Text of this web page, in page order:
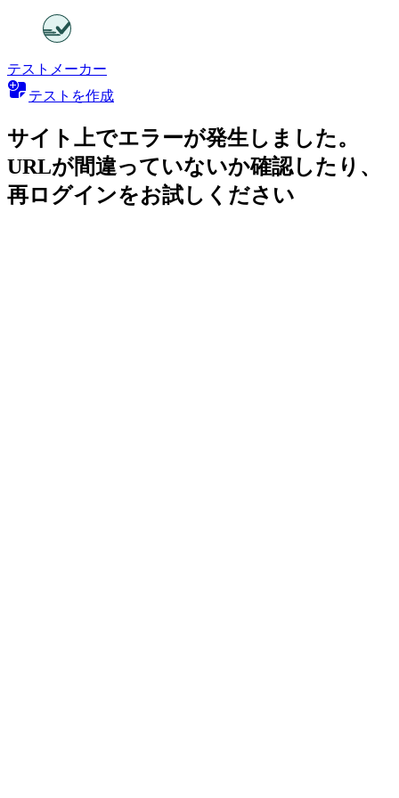
テストメーカー
テストを作成
サイト上でエラーが発生しました。
URLが間違っていないか確認したり、
再ログインをお試しください